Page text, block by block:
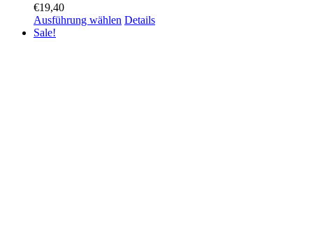
€19,40
Ausführung wählen Details
Sale!